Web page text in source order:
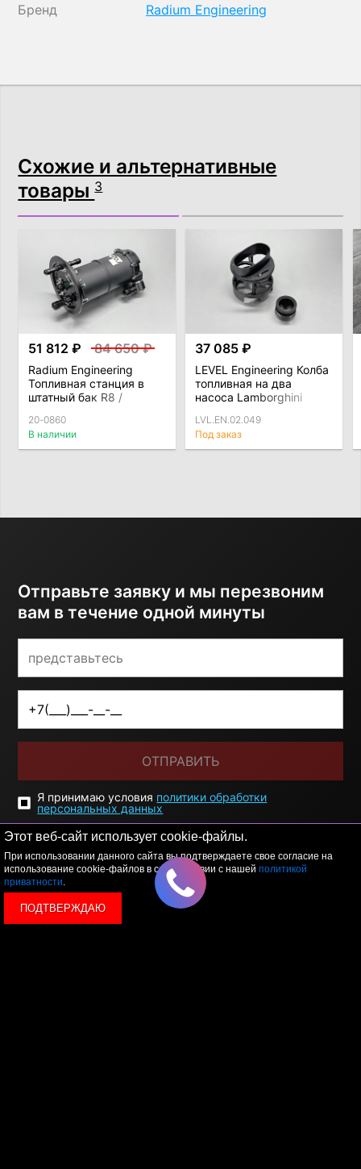
Этот веб-сайт использует cookie-файлы.
При использовании данного сайта вы подтверждаете свое согласие на
использование cookie-файлов в соответствии с нашей политикой
приватности.
ПОДТВЕРЖДАЮ
Бренд Radium Engineering
Схожие и альтернативные
товары3
51 812 ₽ 84 650 ₽
Radium Engineering
Топливная станция в
штатный бак R8 /
20-0860
В наличии
37 085 ₽
LEVEL Engineering Колба
топливная на два
насоса Lamborghini
LVL.EN.02.049
Под заказ
Отправьте заявку и мы перезвоним
вам в течение одной минуты
ОТПРАВИТЬ
Я принимаю условия политики обработки
персональных данных